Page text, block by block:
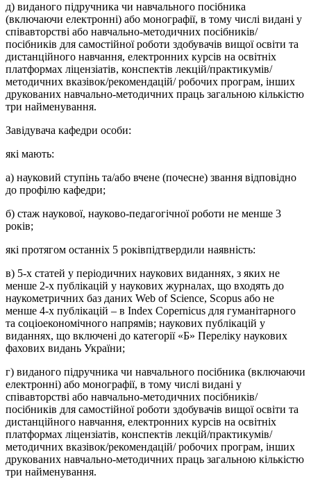
д) виданого підручника чи навчального посібника
(включаючи електронні) або монографії, в тому числі видані у
співавторстві або навчально-методичних посібників/
посібників для самостійної роботи здобувачів вищої освіти та
дистанційного навчання, електронних курсів на освітніх
платформах ліцензіатів, конспектів лекцій/практикумів/
методичних вказівок/рекомендацій/ робочих програм, інших
друкованих навчально-методичних праць загальною кількістю
три найменування.
Завідувача кафедри особи:
які мають:
а) науковий ступінь та/або вчене (почесне) звання відповідно
до профілю кафедри;
б) стаж наукової, науково-педагогічної роботи не менше 3
років;
які протягом останніх 5 роківпідтвердили наявність:
в) 5-х статей у періодичних наукових виданнях, з яких не
менше 2-х публікацій у наукових журналах, що входять до
наукометричних баз даних Web of Science, Scopus або не
менше 4-х публікацій – в Index Сореrnicus для гуманітарного
та соціоекономічного напрямів; наукових публікацій у
виданнях, що включені до категорії «Б» Переліку наукових
фахових видань України;
г) виданого підручника чи навчального посібника (включаючи
електронні) або монографії, в тому числі видані у
співавторстві або навчально-методичних посібників/
посібників для самостійної роботи здобувачів вищої освіти та
дистанційного навчання, електронних курсів на освітніх
платформах ліцензіатів, конспектів лекцій/практикумів/
методичних вказівок/рекомендацій/ робочих програм, інших
друкованих навчально-методичних праць загальною кількістю
три найменування.